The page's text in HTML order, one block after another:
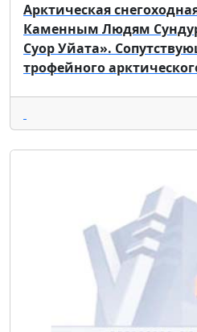
Арктическая
Каменным Людям
Суор Уйата».
трофейного